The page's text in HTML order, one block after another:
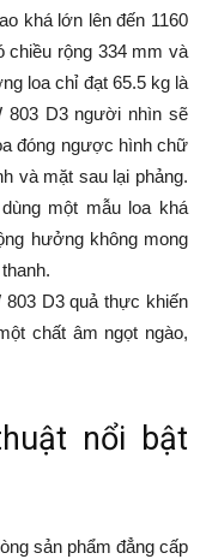
khá lớn lên đến 1160
chiều rộng 334 mm và
loa chỉ đạt 65.5 kg là
803 D3 người nhìn sẽ
đóng ngược hình chữ
và mặt sau lại phảng.
một mẫu loa khá
hưởng không mong
D3 quả thực khiến
chất âm ngọt ngào,
nổi bật
sản phẩm đẳng cấp